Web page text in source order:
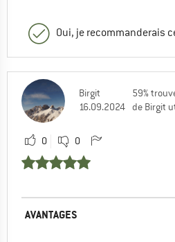
Oui, je recommanderais
Birgit
16.09.2024
59%
de Birgit
0 0
AVANTAGES